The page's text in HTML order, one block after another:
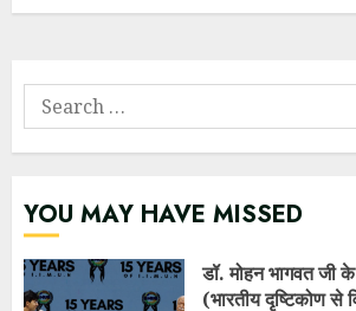
Search
for:
YOU MAY HAVE MISSED
डॉ. मोहन भागवत जी
(भारतीय दृष्टिकोण